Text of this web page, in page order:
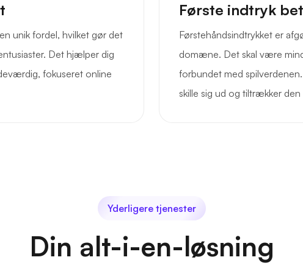
unik fordel, hvilket gør det
Det hjælper dig
fokuseret online
Første indtryk
Førstehåndsindtrykket er
domæne. Det skal være
forbundet med
skille sig ud og tiltrækker
Yderligere tjenester
Din alt-i-en-løsning